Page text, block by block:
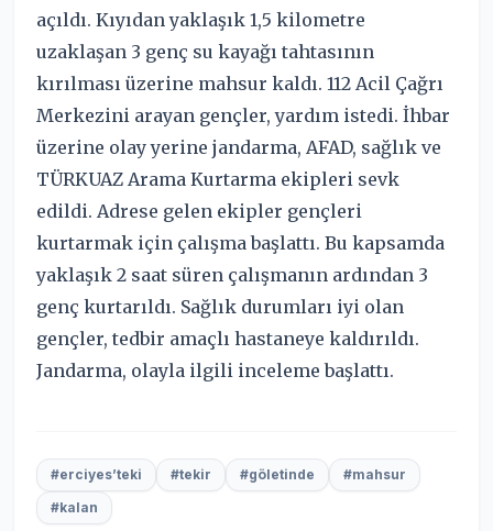
açıldı. Kıyıdan yaklaşık 1,5 kilometre
uzaklaşan 3 genç su kayağı tahtasının
kırılması üzerine mahsur kaldı. 112 Acil Çağrı
Merkezini arayan gençler, yardım istedi. İhbar
üzerine olay yerine jandarma, AFAD, sağlık ve
TÜRKUAZ Arama Kurtarma ekipleri sevk
edildi. Adrese gelen ekipler gençleri
kurtarmak için çalışma başlattı. Bu kapsamda
yaklaşık 2 saat süren çalışmanın ardından 3
genç kurtarıldı. Sağlık durumları iyi olan
gençler, tedbir amaçlı hastaneye kaldırıldı.
Jandarma, olayla ilgili inceleme başlattı.
#erciyes’teki #tekir #göletinde
#mahsur
#kalan